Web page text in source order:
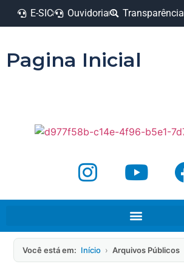
E-SIC Ouvidoria Transparência
Pagina Inicial
Você está em: Início › Arquivos Públicos